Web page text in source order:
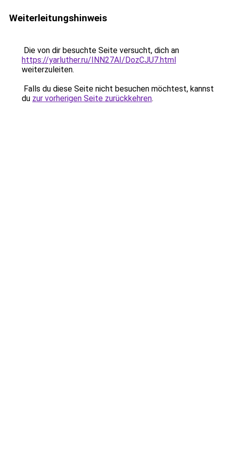
Weiterleitungshinweis
Die von dir besuchte Seite versucht, dich an
https://yarluther.ru/INN27AI/DozCJU7.html
weiterzuleiten.
Falls du diese Seite nicht besuchen möchtest, kannst
du zur vorherigen Seite zurückkehren.